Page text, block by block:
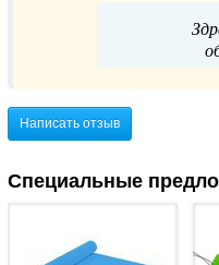
Написать отзыв
Специальные